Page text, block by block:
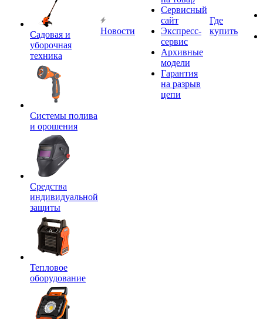
Садовая и
уборочная
техника
Системы полива
и орошения
Средства
индивидуальной
защиты
Тепловое
оборудование
Новости
Сервисный
сайт
Экспресс-
сервис
Архивные
модели
Гарантия
на разрыв
цепи
Где
купить